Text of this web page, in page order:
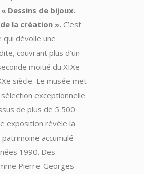
Dessins de bijoux.
la création ». C’est
dévoile une
couvrant plus d’un
moitié du XIXe
siècle. Le musée met
exceptionnelle
de plus de 5 500
exposition révèle la
patrimoine accumulé
1990. Des
Pierre-Georges